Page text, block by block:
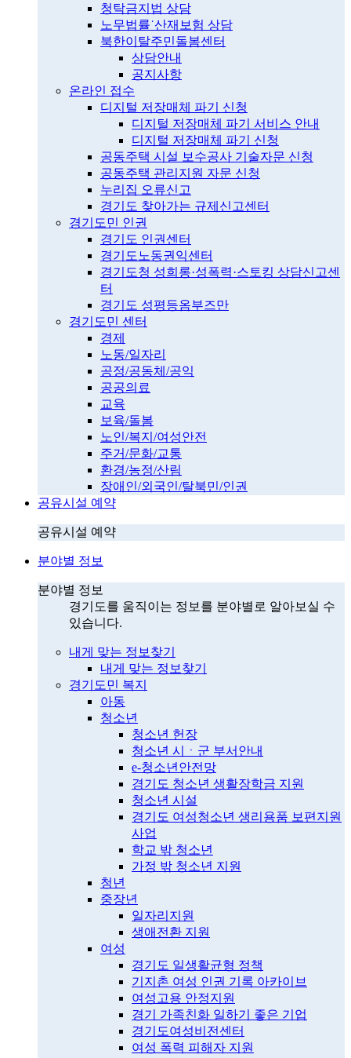
청탁금지법 상담
노무법률˙산재보험 상담
북한이탈주민돌봄센터
상담안내
공지사항
온라인 접수
디지털 저장매체 파기 신청
디지털 저장매체 파기 서비스 안내
디지털 저장매체 파기 신청
공동주택 시설 보수공사 기술자문 신청
공동주택 관리지원 자문 신청
누리집 오류신고
경기도 찾아가는 규제신고센터
경기도민 인권
경기도 인권센터
경기도노동권익센터
경기도청 성희롱·성폭력·스토킹 상담신고센
터
경기도 성평등옴부즈만
경기도민 센터
경제
노동/일자리
공정/공동체/공익
공공의료
교육
보육/돌봄
노인/복지/여성안전
주거/문화/교통
환경/농정/산림
장애인/외국인/탈북민/인권
공유시설 예약
공유시설 예약
분야별 정보
분야별 정보
경기도를 움직이는 정보를 분야별로 알아보실 수
있습니다.
내게 맞는 정보찾기
내게 맞는 정보찾기
경기도민 복지
아동
청소년
청소년 헌장
청소년 시ㆍ군 부서안내
e-청소년안전망
경기도 청소년 생활장학금 지원
청소년 시설
경기도 여성청소년 생리용품 보편지원
사업
학교 밖 청소년
가정 밖 청소년 지원
청년
중장년
일자리지원
생애전환 지원
여성
경기도 일생활균형 정책
기지촌 여성 인권 기록 아카이브
여성고용 안정지원
경기 가족친화 일하기 좋은 기업
경기도여성비전센터
여성 폭력 피해자 지원